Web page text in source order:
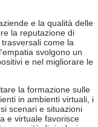
e la qualità delle
la reputazione di
come la
svolgono un
e nel migliorare le
la formazione sulle
in ambienti virtuali, i
scenari e situazioni
e virtuale favorisce